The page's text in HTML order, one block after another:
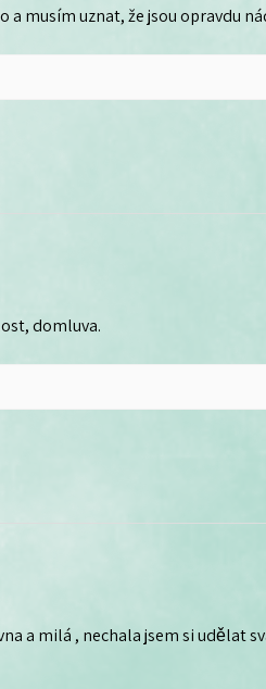
a musím uznat, že jsou opravdu
domluva.
a milá , nechala jsem si